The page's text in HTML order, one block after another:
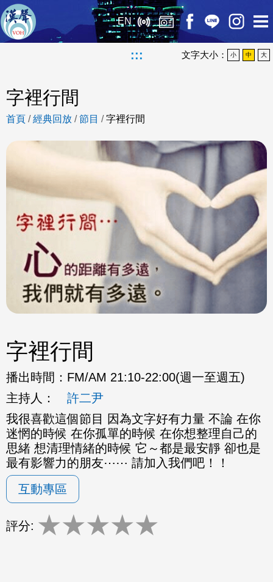
EN
::: 文字大小： 小 中 大
字裡行間
首頁 /經典回放 /節目 /字裡行間
字裡行間
播出時間： FM/AM 21:10-22:00(週一至週五)
主持人：
許二尹
我很喜歡這個節目 因為文字好有力量 不論 在你
迷惘的時候 在你孤單的時候 在你想整理自己的
思緒 想清理情緒的時候 它～都是最安靜 卻也是
最有影響力的朋友⋯⋯ 請加入我們吧！！
互動專區
評分: ★★★★★